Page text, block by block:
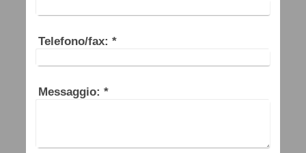
Telefono/fax: *
Messaggio: *